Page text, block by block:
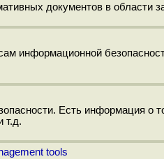
документов в области
информационной
Есть информация о
т.д.
tools